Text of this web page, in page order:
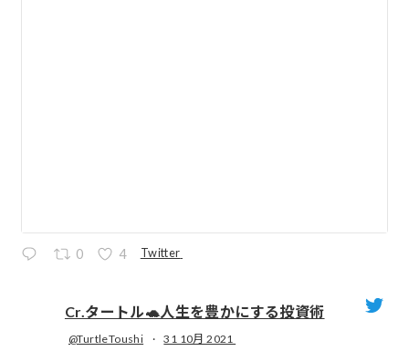
0 4 Twitter
Cr.タートル🐢人生を豊かにする投資術
@TurtleToushi · 31 10月 2021